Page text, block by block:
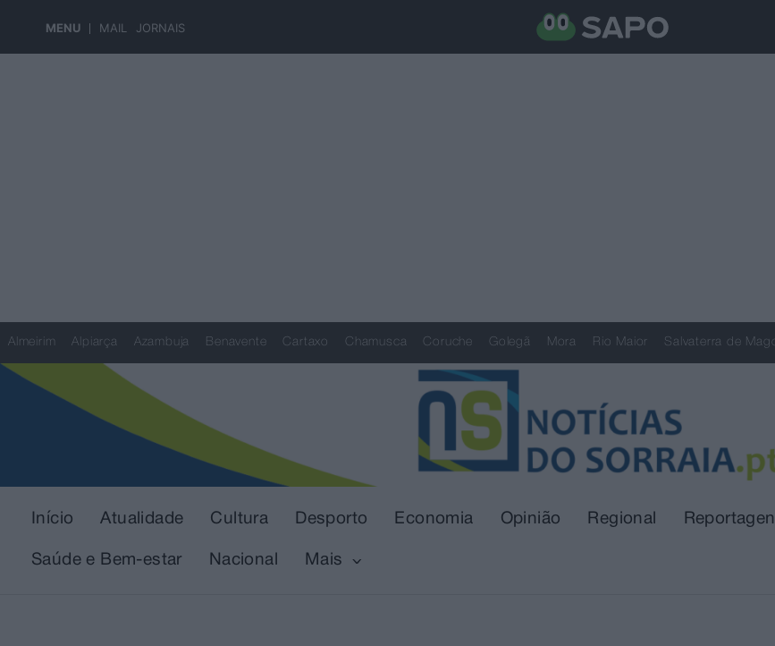
MENU MAIL JORNAIS
Almeirim Alpiarça Azambuja Benavente Cartaxo Chamusca Coruche Golegã Mora Rio Maior Salvaterra de
Início Atualidade Cultura Desporto Economia Opinião Regional
Saúde e Bem-estar Nacional Mais